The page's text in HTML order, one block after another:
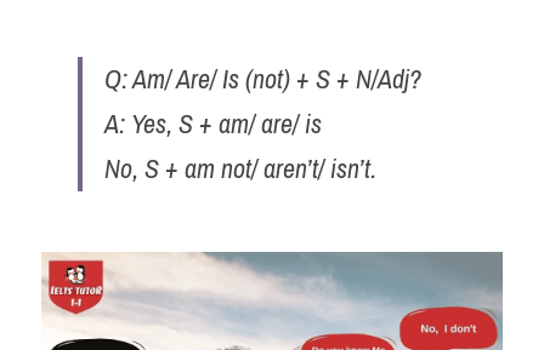
Q: Am/ Are/ Is (not) + S + N/Adj?
A: Yes, S + am/ are/ is
No, S + am not/ aren’t/ isn’t.